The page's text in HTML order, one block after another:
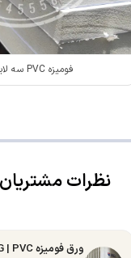
فومیزه PVC سه لایه سفید
نظرات مشتریان